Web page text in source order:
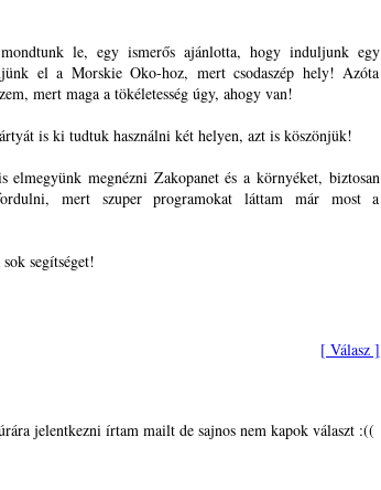
le, egy ismerős ajánlotta, hogy induljunk egy
el a Morskie Oko-hoz, mert csodaszép hely! Azóta
mert maga a tökéletesség úgy, ahogy van!
is ki tudtuk használni két helyen, azt is köszönjük!
elmegyünk megnézni Zakopanet és a környéket, biztosan
mert szuper programokat láttam már most a
segítséget!
[ Válasz ]
jelentkezni írtam mailt de sajnos nem kapok választ :((